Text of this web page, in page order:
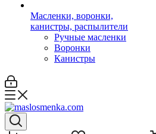
Масленки, воронки,
канистры, распылители
Ручные масленки
Воронки
Канистры